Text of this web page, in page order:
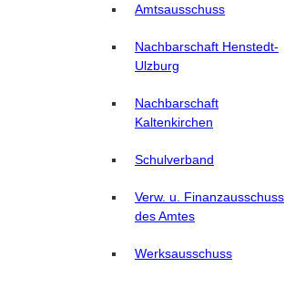
Amtsausschuss
Nachbarschaft Henstedt-
Ulzburg
Nachbarschaft
Kaltenkirchen
Schulverband
Verw. u. Finanzausschuss
des Amtes
Werksausschuss